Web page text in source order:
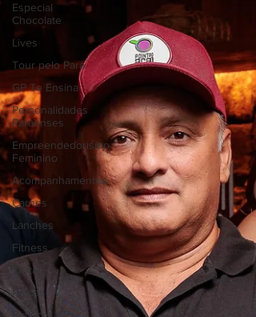
Especial
Chocolate
Lives
Tour pelo Pará
GP Te Ensina
Personalidades
Paraenses
Empreendedorismo
Feminino
Acompanhamentos
Carnes
Lanches
Fitness
Tortas
Peixes